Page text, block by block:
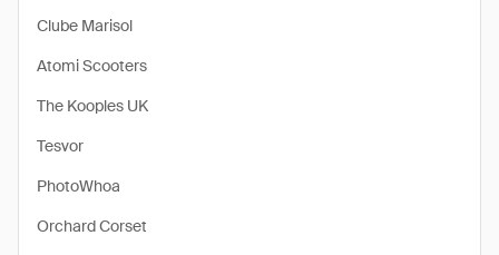
Clube Marisol
Atomi Scooters
The Kooples UK
Tesvor
PhotoWhoa
Orchard Corset